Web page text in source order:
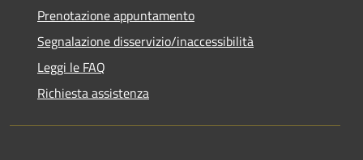
Prenotazione appuntamento
Segnalazione disservizio/inaccessibilità
Leggi le FAQ
Richiesta assistenza